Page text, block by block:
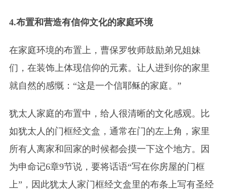
4.布置和营造有信仰文化的家庭环境
在家庭环境的布置上，曹保罗牧师鼓励弟兄姐妹
们，在装饰上体现信仰的元素。让人进到你的家里
就自然的感慨：“这是一个信耶稣的家庭。”
犹太人家庭的布置中，给人很清晰的文化感观。比
如犹太人的门框经文盒，通常在门的左上角，家里
所有人离家和回家的时候都会摸一下这个地方。因
为申命记6章9节说，要将话语“写在你房屋的门框
上”，因此犹太人家门框经文盒里的布条上写有圣经